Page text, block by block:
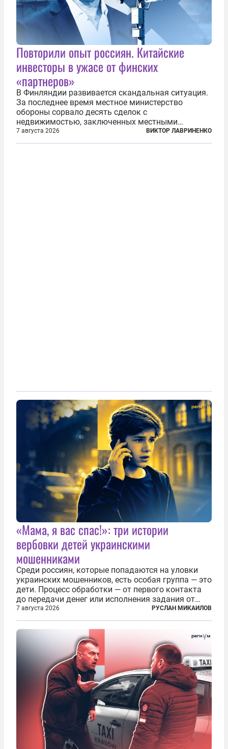
Повторили опыт россиян. Китайские
инвесторы в ужасе от финских
«партнеров»
В Финляндии развивается скандальная ситуация.
За последнее время местное министерство
обороны сорвало десять сделок с
недвижимостью, заключенных местными
фирмами с китайским капиталом. Чиновники
заявили, что они могли заключаться с целью
7 августа 2026 ВИКТОР ЛАВРИНЕНКО
«Мама, я вас спас!»: три истории
вербовки детей украинскими
мошенниками
Среди россиян, которые попадаются на уловки
украинских мошенников, есть особая группа — это
дети. Процесс обработки — от первого контакта
до передачи денег или исполнения задания от
кураторов может занять от двух часов до
нескольких месяцев. Детей превращают в
послушных исполнителей, которые...
7 августа 2026 РУСЛАН МИКАИЛОВ